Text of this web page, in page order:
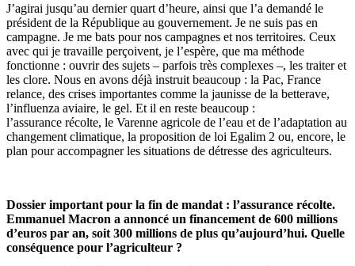
J’agirai jusqu’au dernier quart d’heure, ainsi que l’a demandé le
président de la République au gouvernement. Je ne suis pas en
campagne. Je me bats pour nos campagnes et nos territoires. Ceux
avec qui je travaille perçoivent, je l’espère, que ma méthode
fonctionne : ouvrir des sujets – parfois très complexes –, les traiter et
les clore. Nous en avons déjà instruit beaucoup : la Pac, France
relance, des crises importantes comme la jaunisse de la betterave,
l’influenza aviaire, le gel. Et il en reste beaucoup :
l’assurance récolte, le Varenne agricole de l’eau et de l’adaptation au
changement climatique, la proposition de loi Egalim 2 ou, encore, le
plan pour accompagner les situations de détresse des agriculteurs.
Dossier important pour la fin de mandat : l’assurance récolte.
Emmanuel Macron a annoncé un financement de 600 millions
d’euros par an, soit 300 millions de plus qu’aujourd’hui. Quelle
conséquence pour l’agriculteur ?